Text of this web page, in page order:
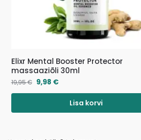
Elixr Mental Booster Protector
massaaziõli 30ml
19,95€ 9,98 €
Lisa korvi